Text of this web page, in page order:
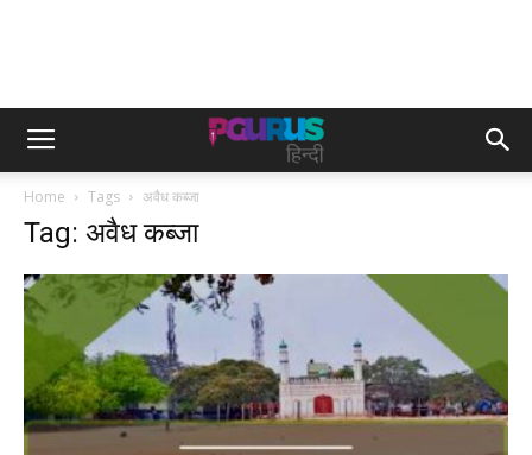
Home Tags अवैध कब्जा
Tag: अवैध कब्जा